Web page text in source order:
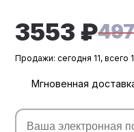
3553 ₽
Продажи: сегодня 11, всего
Мгновенная